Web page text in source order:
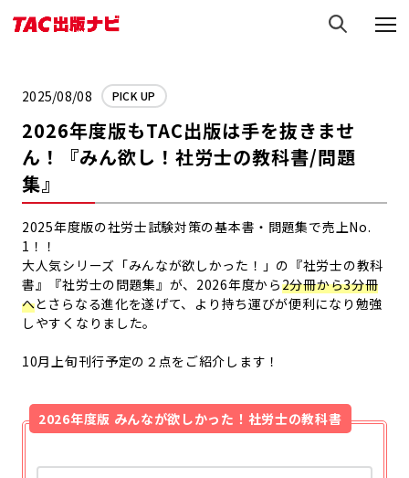
2025/08/08 PICK UP
2026年度版もTAC出版は手を抜きませ
ん！『みん欲し！社労士の教科書/問題
集』
2025年度版の社労士試験対策の基本書・問題集で売上No.
1！！
大人気シリーズ「みんなが欲しかった！」の『社労士の教科
書』『社労士の問題集』が、2026年度から2分冊から3分冊
へとさらなる進化を遂げて、より持ち運びが便利になり勉強
しやすくなりました。
10月上旬刊行予定の２点をご紹介します！
2026年度版 みんなが欲しかった！社労士の教科書